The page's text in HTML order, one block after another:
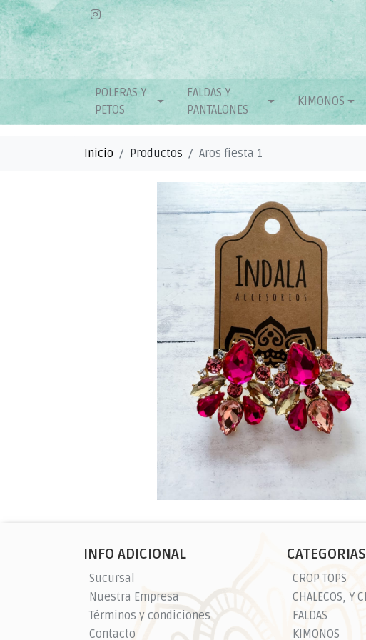
POLERAS Y
PETOS
FALDAS Y
PANTALONES
KIMONOS
Inicio Productos Aros fiesta 1
INFO ADICIONAL
Sucursal
Nuestra Empresa
Términos y condiciones
Contacto
CATEGORIAS
CROP TOPS
FALDAS
KIMONOS